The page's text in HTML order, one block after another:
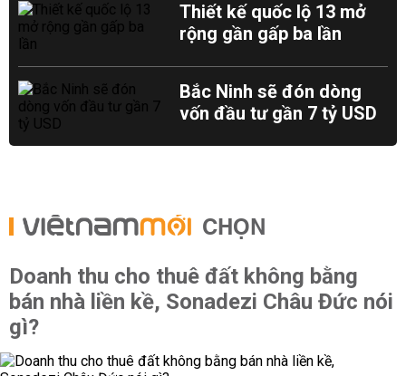
Thiết kế quốc lộ 13 mở
rộng gần gấp ba lần
Bắc Ninh sẽ đón dòng
vốn đầu tư gần 7 tỷ USD
CHỌN
Doanh thu cho thuê đất không bằng
bán nhà liền kề, Sonadezi Châu Đức nói
gì?